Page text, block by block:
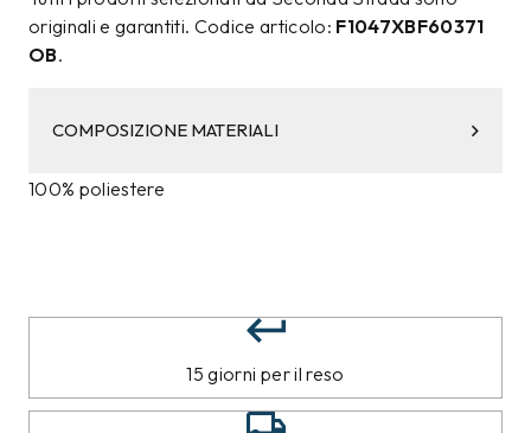
originali e garantiti. Codice articolo: F1047XBF60371
OB.
COMPOSIZIONE MATERIALI
100% poliestere
15 giorni per il reso